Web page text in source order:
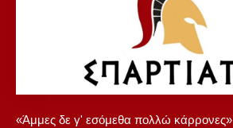
«Άμμες δε γ' εσόμεθα πολλώ κάρρονες»